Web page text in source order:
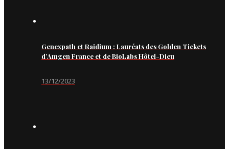
Genexpath et Raidium : Lauréats des Golden Tickets
d’Amgen France et de BioLabs Hôtel-Dieu
13/12/2023